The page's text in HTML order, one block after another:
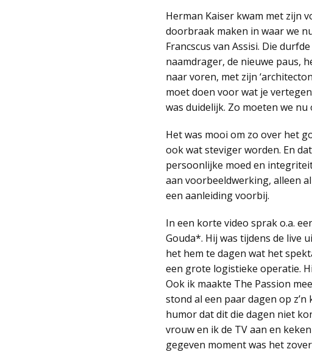
Herman Kaiser kwam met zijn
doorbraak maken in waar we
Francscus van Assisi. Die
naamdrager, de nieuwe paus,
naar voren, met zijn
moet doen voor wat je
was duidelijk. Zo moeten we
Het was mooi om zo over het
ook wat steviger worden. En
persoonlijke moed en
aan voorbeeldwerking, alleen
een aanleiding voorbij.
In een korte video sprak o.a.
Gouda*. Hij was tijdens de live
het hem te dagen wat het
een grote logistieke operatie.
Ook ik maakte The Passion
stond al een paar dagen op
humor dat dit die dagen niet
vrouw en ik de TV aan en
gegeven moment was het